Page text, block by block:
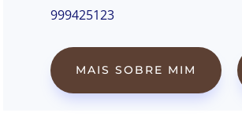
999425123
MAIS SOBRE MIM